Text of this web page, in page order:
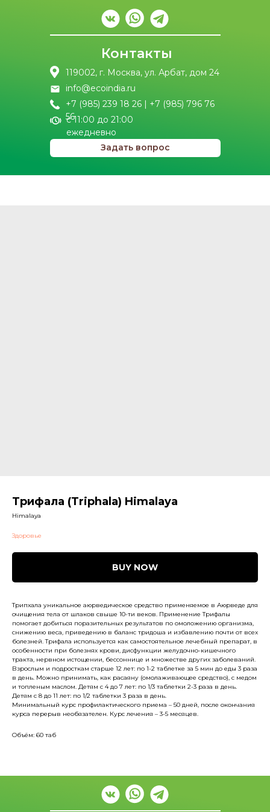
Контакты
119002, г. Москва, ул. Арбат, дом 24
info@ecoindia.ru
Задать вопрос
с 11:00 до 21:00
ежедневно
+7 (985) 239 18 26 | +7 (985) 796 76
56
Трифала (Triphala) Himalaya
Himalaya
Здоровье
BUY NOW
Трипхала уникальное аюрведическое средство применяемое в Аюрведе для
очищения тела от шлаков свыше 10-ти веков. Применение Трифалы
помогает добиться поразительных результатов по омоложению организма,
снижению веса, приведению в баланс тридоша и избавлению почти от всех
болезней. Трифала используется как самостоятельное лечебный препарат, в
особенности при болезнях крови, дисфункции желудочно-кишечного
тракта, нервном истощении, бессоннице и множестве других заболеваний.
Взрослым и подросткам старше 12 лет: по 1-2 таблетке за 5 мин до еды 3 раза
в день. Можно принимать, как расаяну (омолаживающее средство), с медом
и топленым маслом. Детям с 4 до 7 лет: по 1/3 таблетки 2-3 раза в день.
Детям с 8 до 11 лет: по 1/2 таблетки 3 раза в день.
Минимальный курс профилактического приема – 50 дней, после окончания
курса перерыв необязателен. Курс лечения – 3-5 месяцев.
Объём: 60 таб